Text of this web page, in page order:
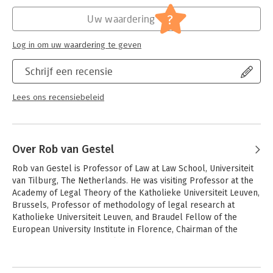
Recht algemeen
Schrijf een recensie
Lees ons recensiebeleid
Uw waardering ?
Log in om uw waardering te geven
Over Rob van Gestel
Rob van Gestel is Professor of Law at Law School, Universiteit
van Tilburg, The Netherlands. He was visiting Professor at the
Academy of Legal Theory of the Katholieke Universiteit Leuven,
Brussels, Professor of methodology of legal research at
Katholieke Universiteit Leuven, and Braudel Fellow of the
European University Institute in Florence, Chairman of the
published: Rob van Gestel, Hans Micklitz and Ed Rubin (eds.),
Andere boeken door Rob van Gestel